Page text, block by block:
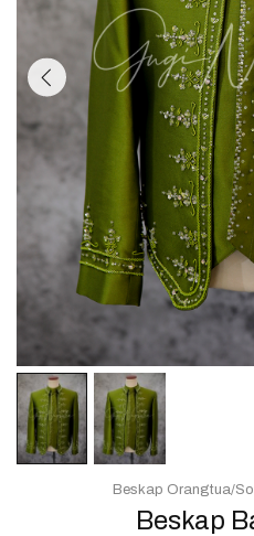
Beskap
Beskap Orangtua/